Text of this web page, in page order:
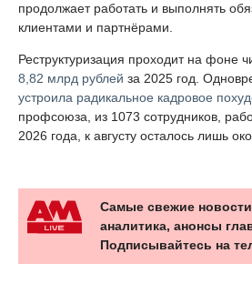
продолжает работать и выполнять
клиентами и партнёрами.
Реструктуризация проходит на фоне
8,82 млрд рублей за 2025 год.
устроила радикальное кадровое
профсоюза, из 1073 сотрудников,
2026 года, к августу осталось лишь
Самые свежие
аналитика, анонсы
Подписывайтесь на